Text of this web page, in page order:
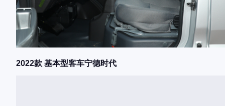
2022款 基本型客车宁德时代